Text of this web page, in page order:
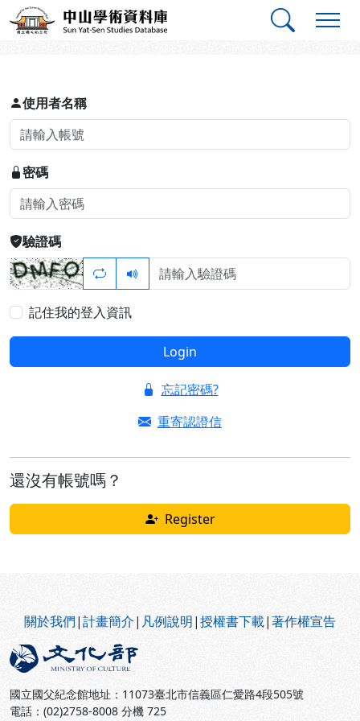
跳到主要內容
中山學術資料庫
登入
使用者名稱
密碼
驗證碼
記住我的登入資訊
Login
忘記密碼?
重寄認證信
還沒有帳號嗎？
Register
關於我們|計畫簡介| 凡例說明|授權書下載|著作權宣告
國立國父紀念館地址：11073臺北市信義區仁愛路4段505號
電話：(02)2758-8008 分機 725